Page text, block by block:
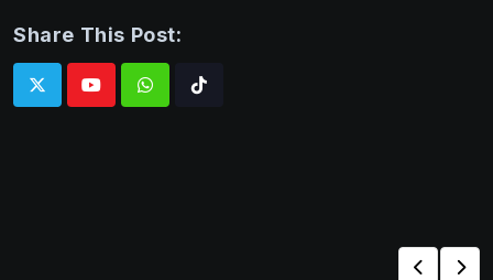
Share This Post:
WhatsappTiktok